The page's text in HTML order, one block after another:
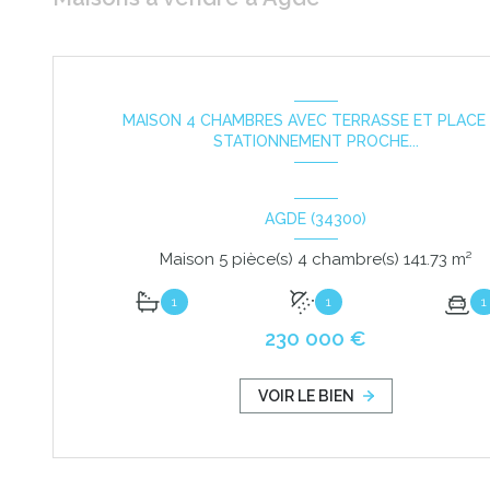
MAISON 4 CHAMBRES AVEC TERRASSE ET PLACE
STATIONNEMENT PROCHE...
AGDE (34300)
Maison 5 pièce(s) 4 chambre(s) 141.73 m²
1 1 1
230 000 €
VOIR LE BIEN